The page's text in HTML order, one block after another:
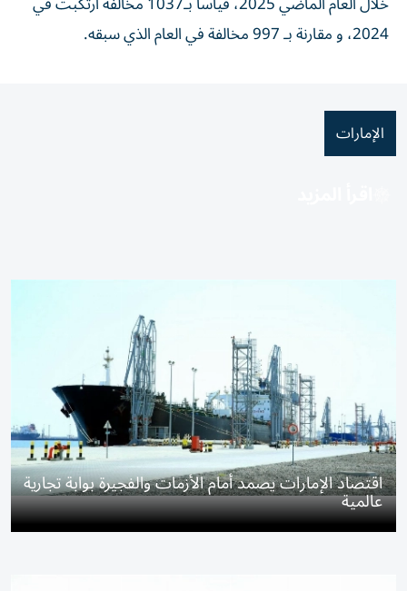
2024، و مقارنة بـ 997 مخالفة في العام الذي سبقه.
الإمارات
اقتصاد الإمارات يصمد أمام الأزمات والفجيرة بوابة تجارية
عالمية